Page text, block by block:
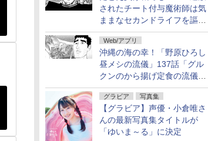
されたチート付与魔術師は気
ままなセカンドライフを謳歌
する。」第92話が無料公開。
2人の忠臣
Web/アプリ
沖縄の海の幸！「野原ひろし
昼メシの流儀」137話「グル
クンのから揚げ定食の流儀」
が無料公開
グラビア 写真集
【グラビア】声優・小倉唯さ
んの最新写真集タイトルが
「ゆいま～る」に決定